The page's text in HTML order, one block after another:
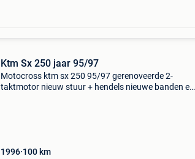
Ktm Sx 250 jaar 95/97
Motocross ktm sx 250 95/97 gerenoveerde 2-
taktmotor nieuw stuur + hendels nieuwe banden en
1996 100 km